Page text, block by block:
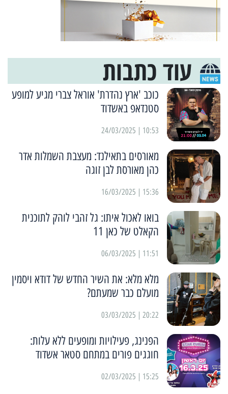
עוד כתבות
כוכב 'ארץ נהדרת' אוראל צברי מגיע למופע
סטנדאפ באשדוד
10:53 | 24/03/2025
מאורסים בתאילנד: מעצבת השמלות אדר
כהן מאורסת לבן זוגה
15:36 | 16/03/2025
בואו לאכול איתו: גל זהבי לוהק לתוכנית
הקאלט של כאן 11
11:51 | 06/03/2025
מלא מלא: את השיר החדש של דודא ויסמין
מועלם כבר שמעתם?
20:22 | 03/03/2025
הפנינג, פעילויות ומופעים ללא עלות:
חוגגים פורים במתחם סטאר אשדוד
15:25 | 02/03/2025